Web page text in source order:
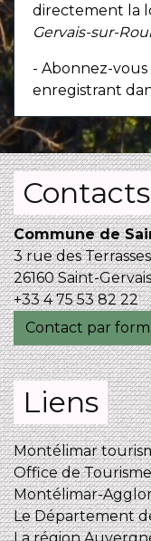
directement la
Gervais-sur-
- Abonnez-
enregistrant
Contacts
Commune de
3 rue des Terrasses
26160 Saint-
+33 4 75 53 82 22
Contact par
Liens
Montélimar
Office de
Montélimar-
Le Département